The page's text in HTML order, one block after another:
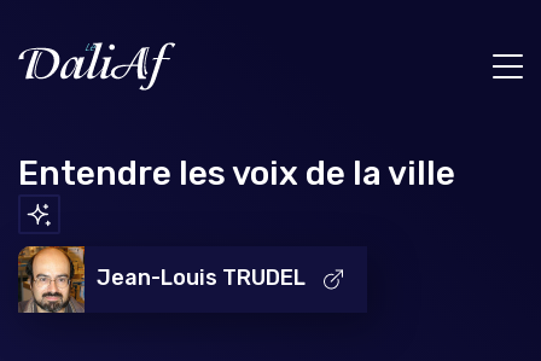
Entendre les voix de la ville
Jean-Louis TRUDEL